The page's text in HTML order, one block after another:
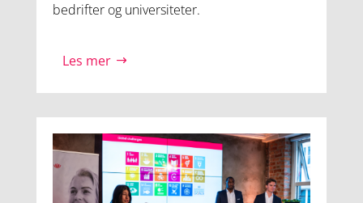
bedrifter og universiteter.
Les mer